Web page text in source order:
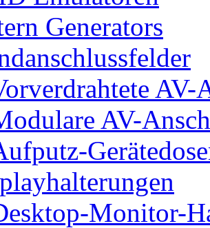
Generators
AV-
AV-
Monitor-